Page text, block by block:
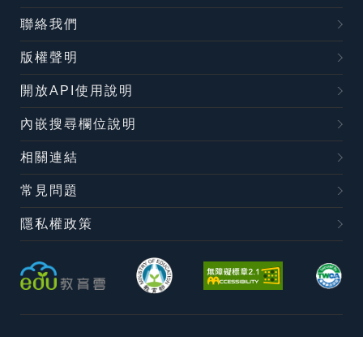
聯絡我們
版權聲明
開放API使用說明
內嵌搜尋欄位說明
相關連結
常見問題
隱私權政策